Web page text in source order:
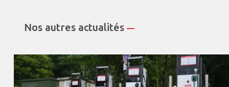
Nos autres actualités—